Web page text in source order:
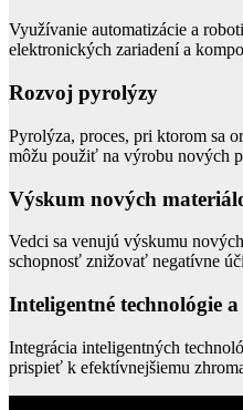
Využívanie automatizácie a
elektronických zariadení a
Rozvoj pyrolýzy
Pyrolýza, proces, pri ktorom sa
môžu použiť na výrobu nových
Výskum nových
Vedci sa venujú výskumu
schopnosť znižovať negatívne
Inteligentné technológie
Integrácia inteligentných
prispieť k efektívnejšiemu